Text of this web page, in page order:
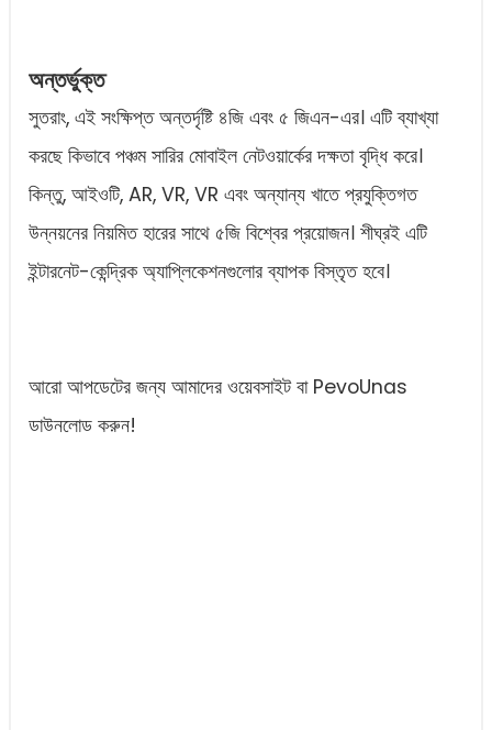
অন্তর্ভুক্ত
সুতরাং, এই সংক্ষিপ্ত অন্তর্দৃষ্টি ৪জি এবং ৫ জিএন-এর। এটি ব্যাখ্যা
করছে কিভাবে পঞ্চম সারির মোবাইল নেটওয়ার্কের দক্ষতা বৃদ্ধি করে।
কিন্তু, আইওটি, AR, VR, VR এবং অন্যান্য খাতে প্রযুক্তিগত
উন্নয়নের নিয়মিত হারের সাথে ৫জি বিশ্বের প্রয়োজন। শীঘ্রই এটি
ইন্টারনেট-কেন্দ্রিক অ্যাপ্লিকেশনগুলোর ব্যাপক বিস্তৃত হবে।
আরো আপডেটের জন্য আমাদের ওয়েবসাইট বা PevoUnas
ডাউনলোড করুন!